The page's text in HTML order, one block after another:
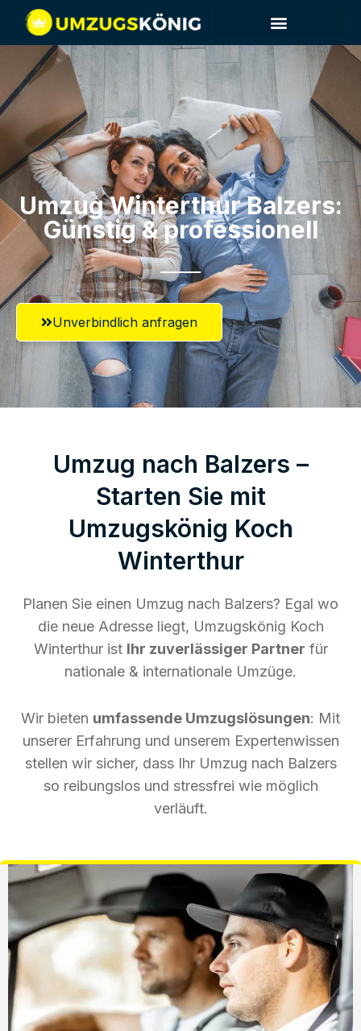
Umzug Winterthur​ Balzers:
Günstig & professionell​
Unverbindlich anfragen
Umzug nach Balzers –
Starten Sie mit
Umzugskönig Koch
Winterthur
Planen Sie einen Umzug nach Balzers? Egal wo
die neue Adresse liegt, Umzugskönig Koch
Winterthur ist Ihr zuverlässiger Partner für
nationale & internationale Umzüge.
Wir bieten umfassende Umzugslösungen: Mit
unserer Erfahrung und unserem Expertenwissen
stellen wir sicher, dass Ihr Umzug nach Balzers
so reibungslos und stressfrei wie möglich
verläuft.